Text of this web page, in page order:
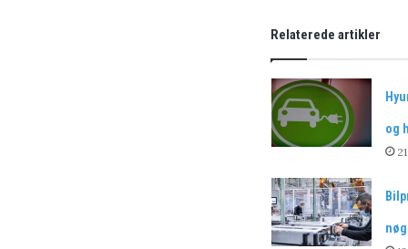
Relaterede artikler
og